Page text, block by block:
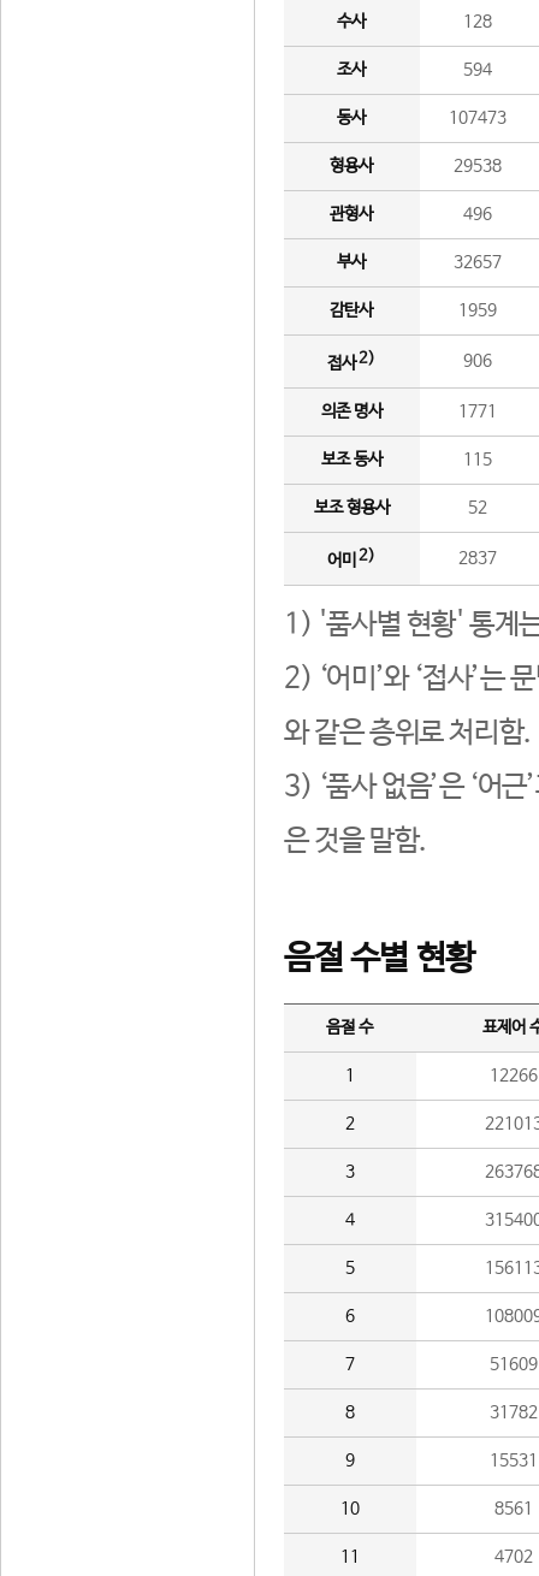
수사 128
조사 594
동사 107473
형용사 29538
관형사 496
부사 32657
감탄사 1959
접사2) 906
의존 명사 1771
보조 동사 115
보조 형용사 52
어미 2) 2837
1) '품사별 현황' 통계
2) ‘어미’와 ‘접사’는
와 같은 층위로 처리함.
3) ‘품사 없음’은 ‘어
은 것을 말함.
음절 수별 현황
음절 수 표제어
1 12266
2
3
4
5
6
7 51609
8 31782
9 15531
10 8561
11 4702